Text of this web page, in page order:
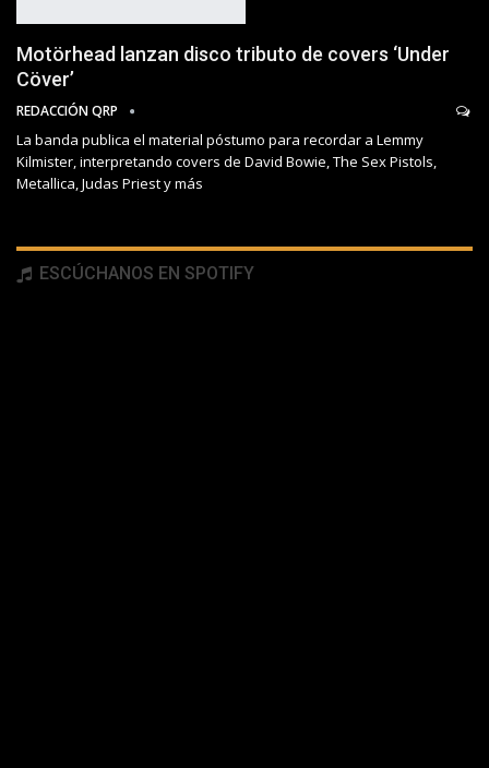
Motörhead lanzan disco tributo de covers ‘Under
Cöver’
REDACCIÓN QRP
La banda publica el material póstumo para recordar a Lemmy
Kilmister, interpretando covers de David Bowie, The Sex Pistols,
Metallica, Judas Priest y más
ESCÚCHANOS EN SPOTIFY